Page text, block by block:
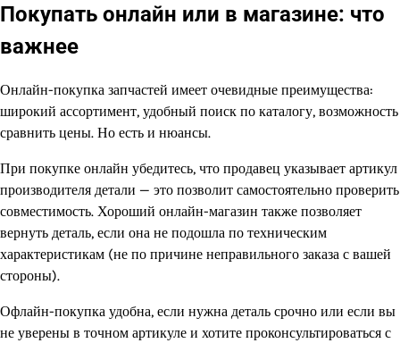
Покупать онлайн или в магазине: что
важнее
Онлайн-покупка запчастей имеет очевидные преимущества:
широкий ассортимент, удобный поиск по каталогу, возможность
сравнить цены. Но есть и нюансы.
При покупке онлайн убедитесь, что продавец указывает артикул
производителя детали — это позволит самостоятельно проверить
совместимость. Хороший онлайн-магазин также позволяет
вернуть деталь, если она не подошла по техническим
характеристикам (не по причине неправильного заказа с вашей
стороны).
Офлайн-покупка удобна, если нужна деталь срочно или если вы
не уверены в точном артикуле и хотите проконсультироваться с